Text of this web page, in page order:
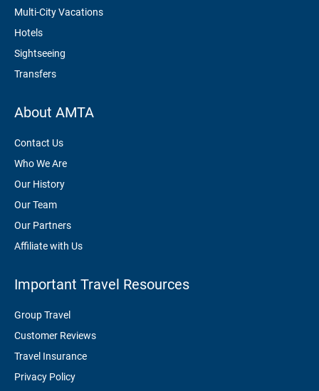
Multi-City Vacations
Hotels
Sightseeing
Transfers
About AMTA
Contact Us
Who We Are
Our History
Our Team
Our Partners
Affiliate with Us
Important Travel Resources
Group Travel
Customer Reviews
Travel Insurance
Privacy Policy